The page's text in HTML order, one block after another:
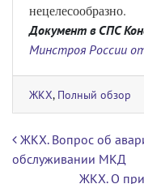
нецелесообразно.
Документ в СПС
Минстроя России
ЖКХ, Полный обзор
Навигация
ЖКХ. Вопрос об
обслуживании МКД
ЖКХ. О